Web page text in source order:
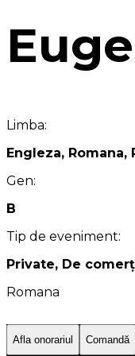
Limba:
Engleza, Romana,
Gen:
B
Tip de eveniment:
Private, De
Romana
Afla onorariul Comandă